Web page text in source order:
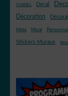
CHANEL Decal
Décoration
Moto Mural
Stickers Muraux